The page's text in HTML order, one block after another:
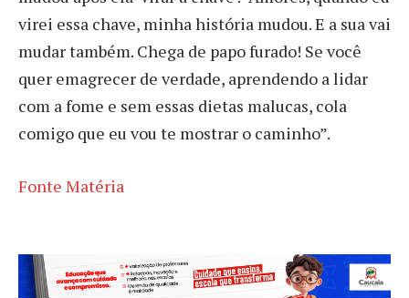
virei essa chave, minha história mudou. E a sua vai
mudar também. Chega de papo furado! Se você
quer emagrecer de verdade, aprendendo a lidar
com a fome e sem essas dietas malucas, cola
comigo que eu vou te mostrar o caminho”.
Fonte Matéria